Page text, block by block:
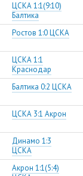
ЦСКА 1:1(9:10)
Балтика
Ростов 1:0 ЦСКА
ЦСКА 1:1
Краснодар
Балтика 0:2 ЦСКА
ЦСКА 3:1 Акрон
Динамо 1:3
ЦСКА
Акрон 1:1(5:4)